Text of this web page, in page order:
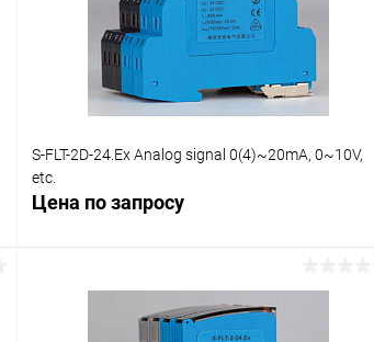
S-FLT-2D-24.Ex Analog signal 0(4)~20mA, 0~10V,
etc.
Цена по запросу
Запросить цену